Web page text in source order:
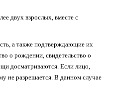
двух взрослых, вместе с
а также подтверждающие их
о рождении, свидетельство о
досматриваются. Если лицо,
не разрешается. В данном случае